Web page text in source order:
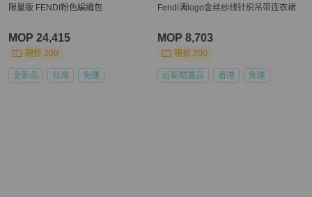
限量版 FENDI粉色編織包
MOP 24,415
現折 200
全新品 台灣 免運
Fendi满logo金丝纱线针织吊带连衣裙
MOP 8,703
現折 200
近新閒置品 香港 免運